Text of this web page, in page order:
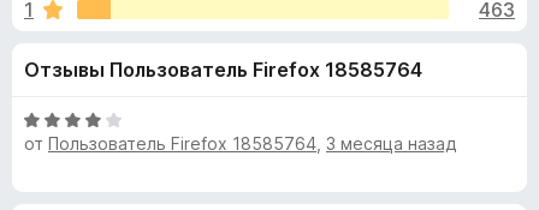
з
р
F
н
а
«
4
5
з
5
1
463
Отзывы Пользователь Firefox 18585764
О
ц
от Пользователь Firefox 18585764 3 месяца назад